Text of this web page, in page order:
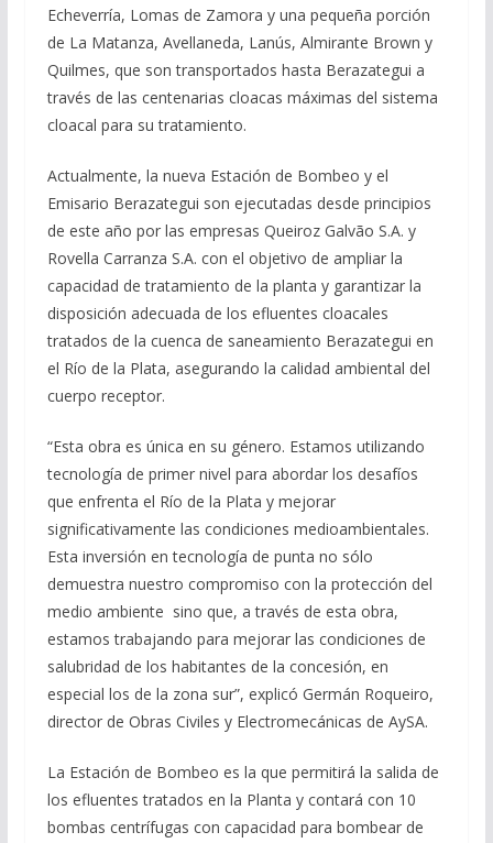
Echeverría, Lomas de Zamora y una pequeña porción
de La Matanza, Avellaneda, Lanús, Almirante Brown y
Quilmes, que son transportados hasta Berazategui a
través de las centenarias cloacas máximas del sistema
cloacal para su tratamiento.
Actualmente, la nueva Estación de Bombeo y el
Emisario Berazategui son ejecutadas desde principios
de este año por las empresas Queiroz Galvão S.A. y
Rovella Carranza S.A. con el objetivo de ampliar la
capacidad de tratamiento de la planta y garantizar la
disposición adecuada de los efluentes cloacales
tratados de la cuenca de saneamiento Berazategui en
el Río de la Plata, asegurando la calidad ambiental del
cuerpo receptor.
“Esta obra es única en su género. Estamos utilizando
tecnología de primer nivel para abordar los desafíos
que enfrenta el Río de la Plata y mejorar
significativamente las condiciones medioambientales.
Esta inversión en tecnología de punta no sólo
demuestra nuestro compromiso con la protección del
medio ambiente sino que, a través de esta obra,
estamos trabajando para mejorar las condiciones de
salubridad de los habitantes de la concesión, en
especial los de la zona sur”, explicó Germán Roqueiro,
director de Obras Civiles y Electromecánicas de AySA.
La Estación de Bombeo es la que permitirá la salida de
los efluentes tratados en la Planta y contará con 10
bombas centrífugas con capacidad para bombear de